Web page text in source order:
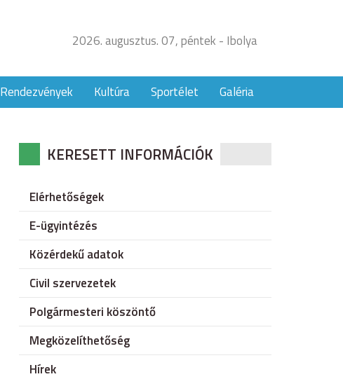
2026. augusztus. 07, péntek - Ibolya
Rendezvények Kultúra Sportélet Galéria
KERESETT INFORMÁCIÓK
Elérhetőségek
E-ügyintézés
Közérdekű adatok
Civil szervezetek
Polgármesteri köszöntő
Megközelíthetőség
Hírek